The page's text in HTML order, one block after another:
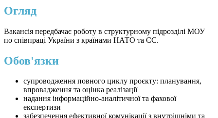
Огляд
Вакансія передбачає роботу в структурному підрозділі МОУ
по співпраці України з країнами НАТО та ЄС.
Обов'язки
супроводження повного циклу проєкту: планування,
впровадження та оцінка реалізації
надання інформаційно-аналітичної та фахової
експертизи
забезпечення ефективної комунікації з внутрішніми та